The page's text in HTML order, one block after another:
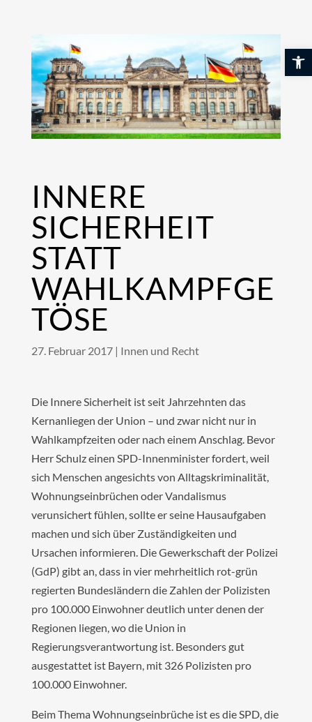
INNERE
SICHERHEIT
STATT
WAHLKAMPFGE
TÖSE
27. Februar 2017| Innen und Recht
Die Innere Sicherheit ist seit Jahrzehnten das
Kernanliegen der Union – und zwar nicht nur in
Wahlkampfzeiten oder nach einem Anschlag. Bevor
Herr Schulz einen SPD-Innenminister fordert, weil
sich Menschen angesichts von Alltagskriminalität,
Wohnungseinbrüchen oder Vandalismus
verunsichert fühlen, sollte er seine Hausaufgaben
machen und sich über Zuständigkeiten und
Ursachen informieren. Die Gewerkschaft der Polizei
(GdP) gibt an, dass in vier mehrheitlich rot-grün
regierten Bundesländern die Zahlen der Polizisten
pro 100.000 Einwohner deutlich unter denen der
Regionen liegen, wo die Union in
Regierungsverantwortung ist. Besonders gut
ausgestattet ist Bayern, mit 326 Polizisten pro
100.000 Einwohner.
Beim Thema Wohnungseinbrüche ist es die SPD, die